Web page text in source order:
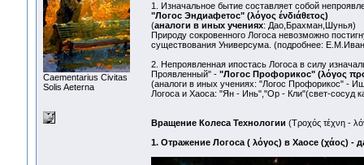
Сaementarius Civitas
Solis Aeterna
1. Изначальное бытие составляет собой
"Логос Эндиафетос" (λόγος ένδιάθετος)
(аналоги в иных учениях: Дао,Брахман,Шунья)
Природу сокровенного Логоса невозможно
существования Универсума. (подробнее:
2. Непроявленная ипостась Логоса в силу
Проявленный" - "Логос Профорикос" (λόγος
(аналоги в иных учениях: "Логос Профорикос" -
Логоса и Хаоса: "Ян - Инь","Ор - Кли"(свет-сосуд
Вращение Колеса Технологии (Τροχός τέχνη -
1. Отражение Логоса ( λόγος) в Хаосе (χάος) -